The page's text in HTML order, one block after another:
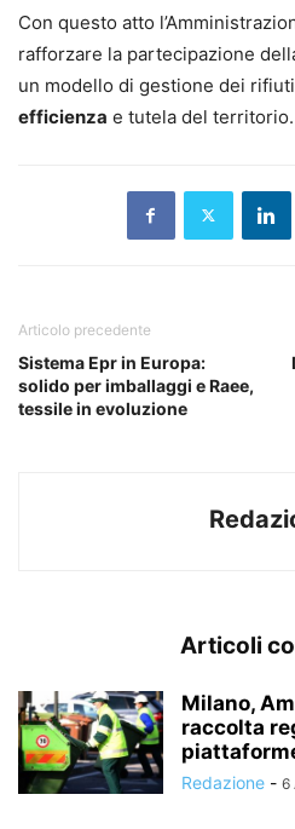
Con questo atto
rafforzare la partecipazione
un modello di gestione dei
efficienza e tutela del territorio.
Articolo precedente
Sistema Epr in Europa:
solido per imballaggi e Raee,
tessile in evoluzione
Articoli
Milano,
raccolta
Redazione - 6